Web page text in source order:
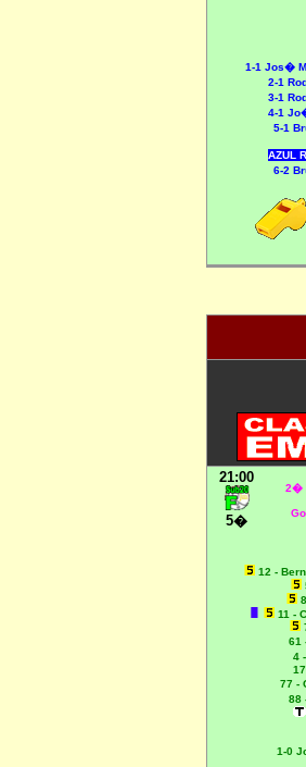
1-1 Jos�
2-1
3-1
4-1
5-1
AZUL
6-2
21:00
5�
2�
12 -
11 -
61
4
77 -
88
1-0